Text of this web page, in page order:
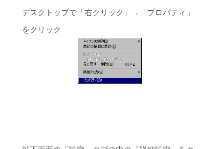
デスクトップで「右クリック」→「プロパティ」
をクリック